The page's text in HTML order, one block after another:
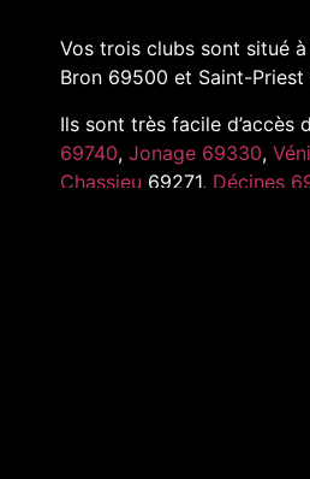
Vos trois clubs sont situé
Bron 69500 et Saint-Priest
Ils sont très facile d’accès
69740, Jonage 69330,
Chassieu 69271, Décines